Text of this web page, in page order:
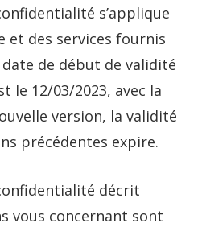
s’applique
et des services fournis
de début de validité
le 12/03/2023, avec la
version, la validité
précédentes expire.
décrit
vous concernant sont